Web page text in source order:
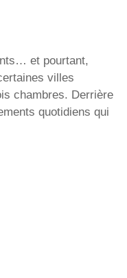
et pourtant,
villes
chambres. Derrière
quotidiens qui